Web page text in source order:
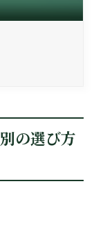
の選び方